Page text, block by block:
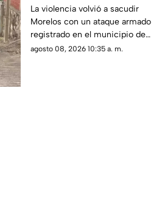
ejecutan a un hombre
en Jojutla
La violencia volvió a sacudir
Morelos con un ataque armado
registrado en el municipio de
Jojutla.
agosto 08, 2026 10:35 a. m.